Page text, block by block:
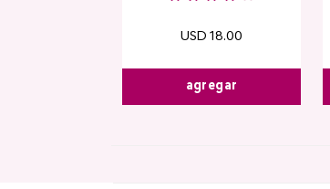
USD 18.00
agregar